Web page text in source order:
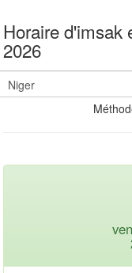
Horaire d'imsak
2026